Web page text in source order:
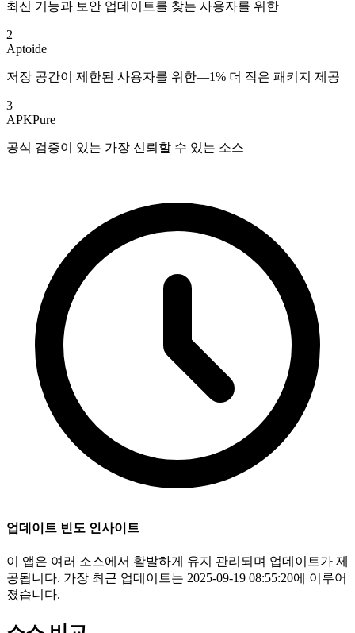
최신 기능과 보안 업데이트를 찾는 사용자를 위한
2
Aptoide
저장 공간이 제한된 사용자를 위한—1% 더 작은 패키지 제공
3
APKPure
공식 검증이 있는 가장 신뢰할 수 있는 소스
업데이트 빈도 인사이트
이 앱은 여러 소스에서 활발하게 유지 관리되며 업데이트가 제
공됩니다. 가장 최근 업데이트는 2025-09-19 08:55:20에 이루어
졌습니다.